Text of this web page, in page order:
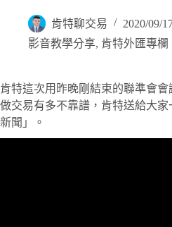
肯特聊交易
2020/09/
影音教學分享, 肯特外匯專欄
肯特這次用昨晚剛結束的聯準會
做交易有多不靠譜，肯特送給大
新聞」。